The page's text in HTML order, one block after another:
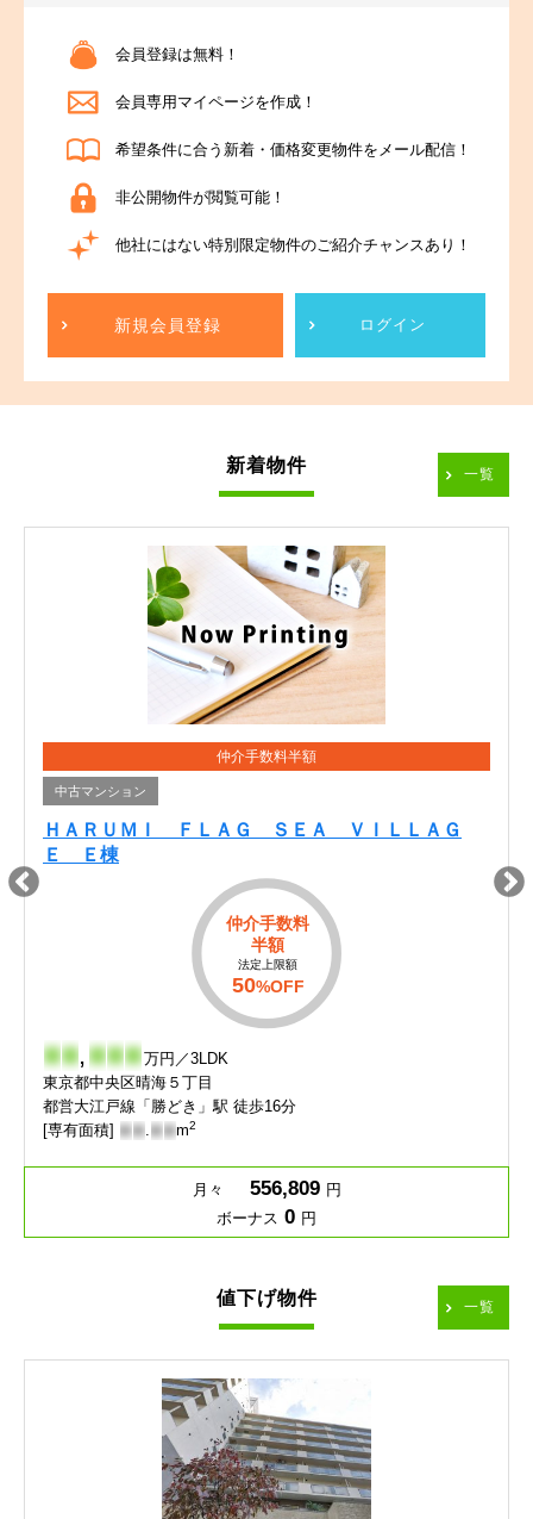
会員登録は無料！
会員専用マイページを作成！
希望条件に合う新着・価格変更物件をメール配信！
非公開物件が閲覧可能！
他社にはない特別限定物件のご紹介チャンスあり！
新規会員登録 ログイン
新着物件 一覧
仲介手数料半額
中古マンション
ＨＡＲＵＭＩ ＦＬＡＧ ＳＥＡ ＶＩＬＬＡＧ
Ｅ Ｅ棟
仲介手数料
半額
法定上限額
50%OFF
- - ,- - - 万円／3LDK
東京都中央区晴海５丁目
都営大江戸線「勝どき」駅 徒歩16分
[専有面積] - - .- - m2
月々 556,809 円
ボーナス 0 円
値下げ物件 一覧